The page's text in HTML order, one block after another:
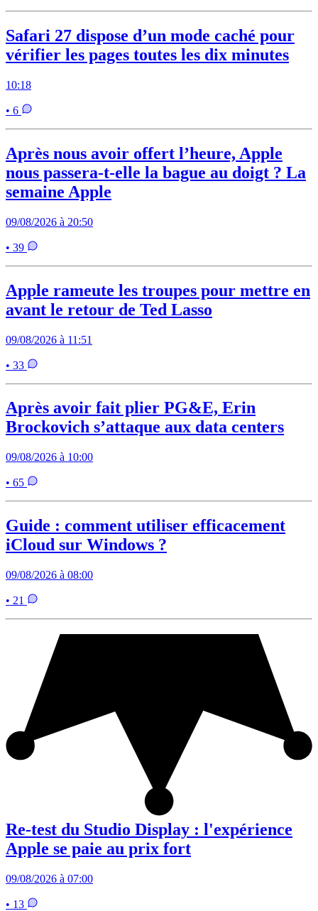
Safari 27 dispose d’un mode caché pour
vérifier les pages toutes les dix minutes
10:18
• 6
Après nous avoir offert l’heure, Apple
nous passera-t-elle la bague au doigt ? La
semaine Apple
09/08/2026 à 20:50
• 39
Apple rameute les troupes pour mettre en
avant le retour de Ted Lasso
09/08/2026 à 11:51
• 33
Après avoir fait plier PG&E, Erin
Brockovich s’attaque aux data centers
09/08/2026 à 10:00
• 65
Guide : comment utiliser efficacement
iCloud sur Windows ?
09/08/2026 à 08:00
• 21
Re-test du Studio Display : l'expérience
Apple se paie au prix fort
09/08/2026 à 07:00
• 13